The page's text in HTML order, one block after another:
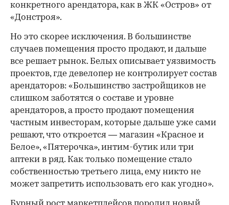
конкретного арендатора, как в ЖК «Остров» от
«Донстроя».
Но это скорее исключения. В большинстве
случаев помещения просто продают, и дальше
все решает рынок. Белых описывает уязвимость
проектов, где девелопер не контролирует состав
арендаторов: «Большинство застройщиков не
слишком заботятся о составе и уровне
арендаторов, а просто продают помещения
частным инвесторам, которые дальше уже сами
решают, что откроется — магазин «Красное и
Белое», «Пятерочка», интим-бутик или три
аптеки в ряд. Как только помещение стало
собственностью третьего лица, ему никто не
может запретить использовать его как угодно».